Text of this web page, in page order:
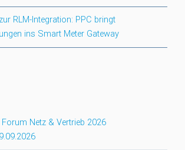
RLM-Integration: PPC bringt
ins Smart Meter Gateway
Netz & Vertrieb 2026